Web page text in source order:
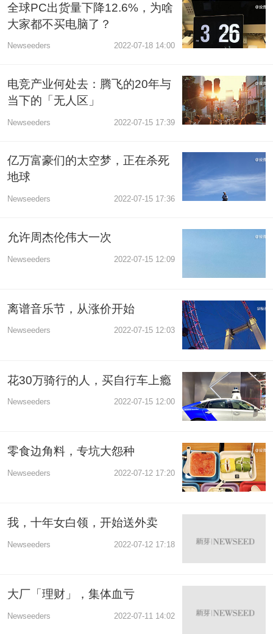
全球PC出货量下降12.6%，为啥
大家都不买电脑了？
Newseeders 2022-07-18 14:00
电竞产业何处去：腾飞的20年与
当下的「无人区」
Newseeders 2022-07-15 17:39
亿万富豪们的太空梦，正在杀死
地球
Newseeders 2022-07-15 17:36
允许周杰伦伟大一次
Newseeders 2022-07-15 12:09
离谱音乐节，从涨价开始
Newseeders 2022-07-15 12:03
花30万骑行的人，买自行车上瘾
Newseeders 2022-07-15 12:00
零食边角料，专坑大怨种
Newseeders 2022-07-12 17:20
我，十年女白领，开始送外卖
Newseeders 2022-07-12 17:18
大厂「理财」，集体血亏
Newseeders 2022-07-11 14:02